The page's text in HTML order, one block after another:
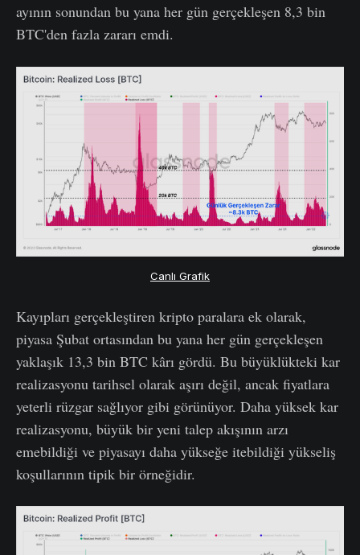
ayının sonundan bu yana her gün gerçekleşen 8,3 bin
BTC'den fazla zararı emdi.
Canlı Grafik
Kayıpları gerçekleştiren kripto paralara ek olarak,
piyasa Şubat ortasından bu yana her gün gerçekleşen
yaklaşık 13,3 bin BTC kârı gördü. Bu büyüklükteki kar
realizasyonu tarihsel olarak aşırı değil, ancak fiyatlara
yeterli rüzgar sağlıyor gibi görünüyor. Daha yüksek kar
realizasyonu, büyük bir yeni talep akışının arzı
emebildiği ve piyasayı daha yükseğe itebildiği yükseliş
koşullarının tipik bir örneğidir.